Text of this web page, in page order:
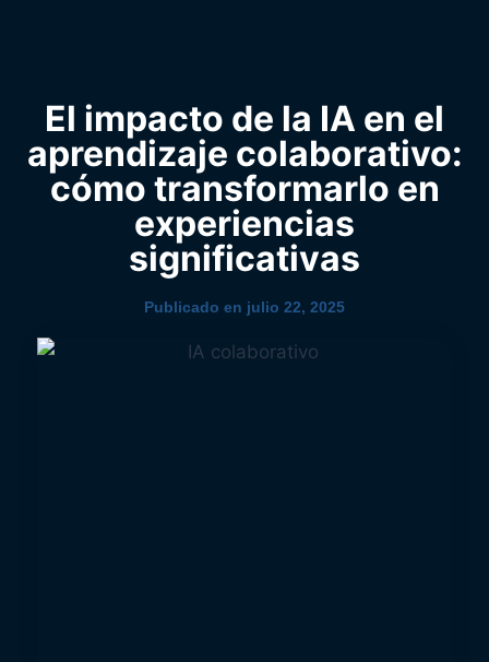
El impacto de la IA en el
aprendizaje colaborativo:
cómo transformarlo en
experiencias
significativas
Publicado en julio 22, 2025